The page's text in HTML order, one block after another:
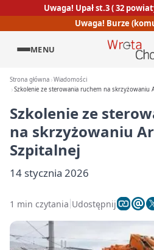
Uwaga! Upał st.3 ( 32
Uwaga! Burze
MENU
Strona główna Wiadomości
Szkolenie ze sterowania ruchem na skrzyżowaniu
Szkolenie ze
na skrzyżowaniu
Szpitalnej
14 stycznia 2026
1 min czytania Udostępnij